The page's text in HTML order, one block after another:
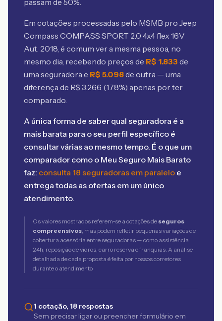
passam de 50%.
Em cotações processadas pelo MSMB pro Jeep
Compass COMPASS SPORT 2.0 4x4 flex 16V
Aut. 2018, é comum ver a mesma pessoa, no
mesmo dia, recebendo preços de R$ 1.833 de
uma seguradora e R$ 5.098de outra — uma
diferença de R$ 3.266 (178%) apenas por ter
comparado.
A única forma de saber qual seguradora é a
mais barata para o seu perfil específico é
consultar várias ao mesmo tempo. É o que um
comparador como o Meu Seguro Mais Barato
faz: consulta 18 seguradoras em paralelo e
entrega todas as ofertas em um único
atendimento.
Os valores mostrados referem-se a cotações de seguros
compreensivos, mas podem refletir pequenas variações de
cobertura acessória entre seguradoras — como assistência
24h, reposição de vidros, carro reserva e franquias. A análise
detalhada de cada proposta é feita por nossos corretores
durante o atendimento.
1 cotação, 18 respostas
Sem precisar ligar ou preencher formulário em